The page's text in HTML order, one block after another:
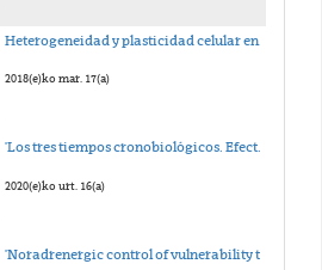
2018(e)ko mar. 17(a)
'Los tres tiempos cronobiológicos. Efectos sobre la salud.'
2020(e)ko urt. 16(a)